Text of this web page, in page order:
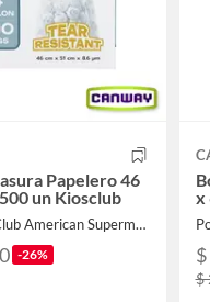
Papelero 46
un Kiosclub
Por Kios Club American Supermarket
-26%
x
$